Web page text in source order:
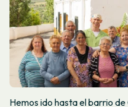
Hemos ido hasta el barrio